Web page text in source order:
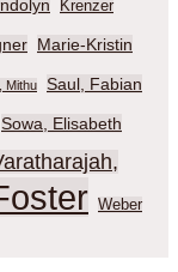
Krenzer
Marie-Kristin
Mithu Saul, Fabian
Sowa, Elisabeth
Weber